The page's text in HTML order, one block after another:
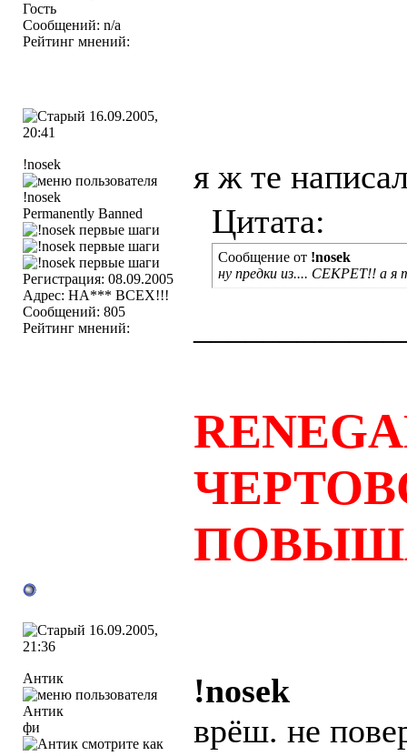
Гость
Сообщений: n/a
Рейтинг мнений:
16.09.2005,
20:41
!nosek
Permanently Banned
Регистрация: 08.09.2005
Адрес: НА*** ВСЕХ!!!
Сообщений: 805
Рейтинг мнений:
я ж те
Цитата:
Сообщение от !nosek
ну предки из.... СЕКРЕТ!! а я
16.09.2005,
21:36
Антик
фи
!nosek
врёш. не